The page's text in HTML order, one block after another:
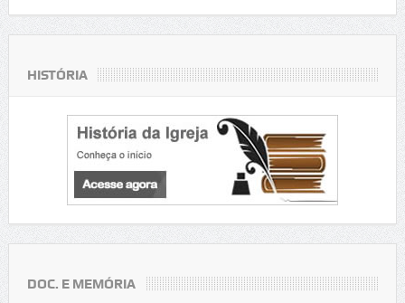
HISTÓRIA
DOC. E MEMÓRIA